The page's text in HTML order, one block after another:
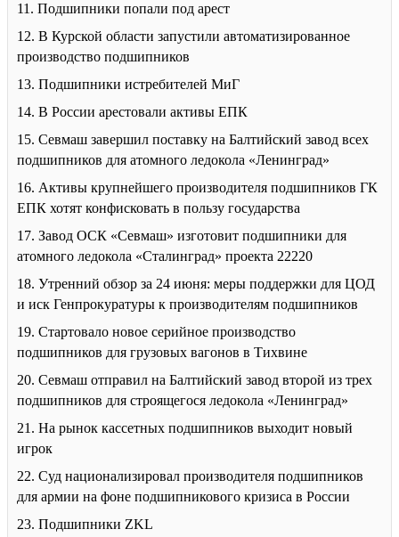
11. Подшипники попали под арест
12. В Курской области запустили автоматизированное
производство подшипников
13. Подшипники истребителей МиГ
14. В России арестовали активы ЕПК
15. Севмаш завершил поставку на Балтийский завод всех
подшипников для атомного ледокола «Ленинград»
16. Активы крупнейшего производителя подшипников ГК
ЕПК хотят конфисковать в пользу государства
17. Завод ОСК «Севмаш» изготовит подшипники для
атомного ледокола «Сталинград» проекта 22220
18. Утренний обзор за 24 июня: меры поддержки для ЦОД
и иск Генпрокуратуры к производителям подшипников
19. Стартовало новое серийное производство
подшипников для грузовых вагонов в Тихвине
20. Севмаш отправил на Балтийский завод второй из трех
подшипников для строящегося ледокола «Ленинград»
21. На рынок кассетных подшипников выходит новый
игрок
22. Суд национализировал производителя подшипников
для армии на фоне подшипникового кризиса в России
23. Подшипники ZKL